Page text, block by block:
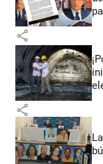
share
share